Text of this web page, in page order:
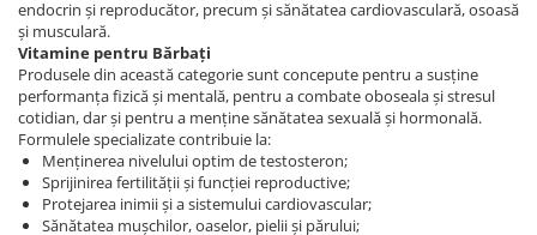
endocrin și reproducător, precum și sănătatea cardiovasculară, osoasă
și musculară.
Vitamine pentru Bărbați
Produsele din această categorie sunt concepute pentru a susține
performanța fizică și mentală, pentru a combate oboseala și stresul
cotidian, dar și pentru a menține sănătatea sexuală și hormonală.
Formulele specializate contribuie la:
Menținerea nivelului optim de testosteron;
Sprijinirea fertilității și funcției reproductive;
Protejarea inimii și a sistemului cardiovascular;
Sănătatea mușchilor, oaselor, pielii și părului;